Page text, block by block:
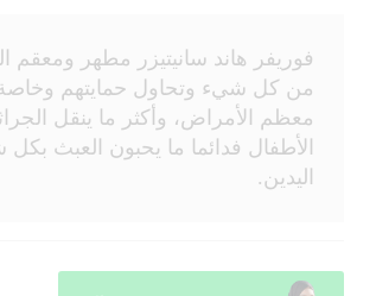
فوريفر هاند سانيتيزر مطهر ومعقم
من كل شيء وتحاول حمايتهم وخاصة
معظم الأمراض، وأكثر ما ينقل
الأطفال فدائما ما يحبون العبث
اليدين.